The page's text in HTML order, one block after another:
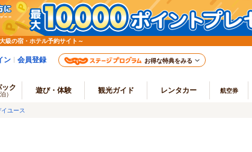
級の宿・ホテル予約サイト～
ン 会員登録 お得な特典をみる
ック
） 遊び・体験 観光ガイド レンタカー 航空券
ユース